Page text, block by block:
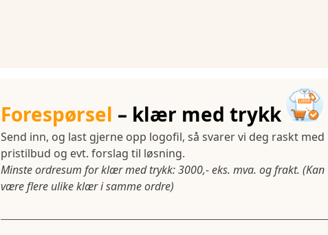
Forespørsel – klær med trykk
Send inn, og last gjerne opp logofil, så svarer vi deg raskt med
pristilbud og evt. forslag til løsning.
Minste ordresum for klær med trykk: 3000,- eks. mva. og frakt. (Kan
være flere ulike klær i samme ordre)